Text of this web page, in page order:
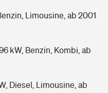
Limousine, ab 2001
kW, Benzin, Kombi, ab
Diesel, Limousine, ab